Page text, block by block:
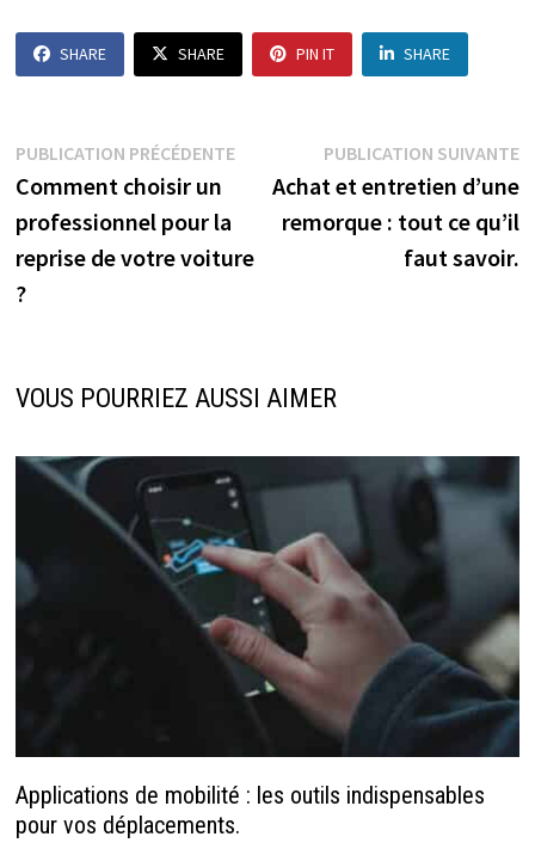
SHARE SHARE PIN IT SHARE
Navigation
de
l’article
PUBLICATION PRÉCÉDENTEPublication
précédente :
Comment choisir un
professionnel pour la
reprise de votre voiture
?
PUBLICATION SUIVANTE
Achat et entretien d’une
remorque : tout ce qu’il
faut savoir.
VOUS POURRIEZ AUSSI AIMER
Applications de mobilité : les outils indispensables
pour vos déplacements.